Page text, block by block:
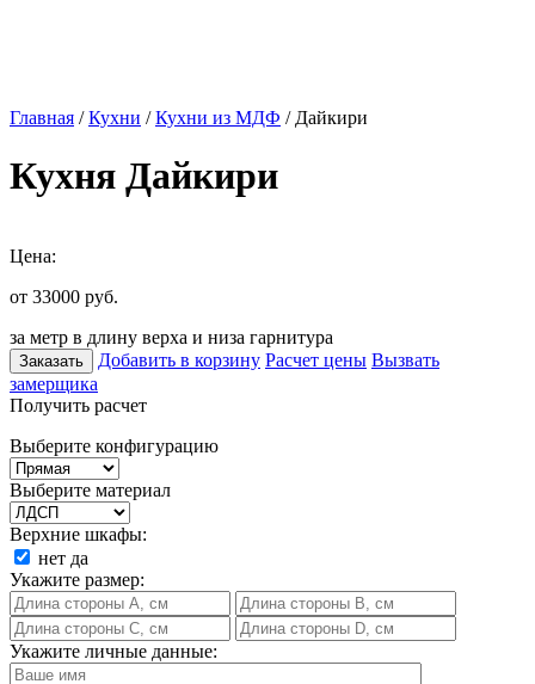
Главная /Кухни /Кухни из МДФ / Дайкири
Кухня Дайкири
Цена:
от 33000 руб.
за метр в длину верха и низа гарнитура
Заказать Добавить в корзину Расчет цены Вызвать
замерщика
Получить расчет
Выберите конфигурацию
Выберите материал
Верхние шкафы:
нет да
Укажите размер:
Укажите личные данные: